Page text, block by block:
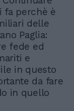
fa perchè è
delle
Paglia:
fede ed
e
in questo
da fare
in quello